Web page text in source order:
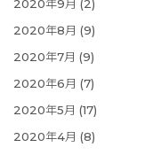
2020年9月 (2)
2020年8月 (9)
2020年7月 (9)
2020年6月 (7)
2020年5月 (17)
2020年4月 (8)